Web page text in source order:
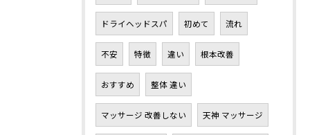
ドライヘッドスパ 初めて 流れ
不安 特徴 違い 根本改善
おすすめ 整体 違い
マッサージ 改善しない 天神 マッサージ